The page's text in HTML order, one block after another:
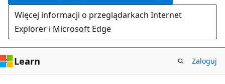
Więcej informacji o przeglądarkach Internet
Explorer i Microsoft Edge
Learn Zaloguj